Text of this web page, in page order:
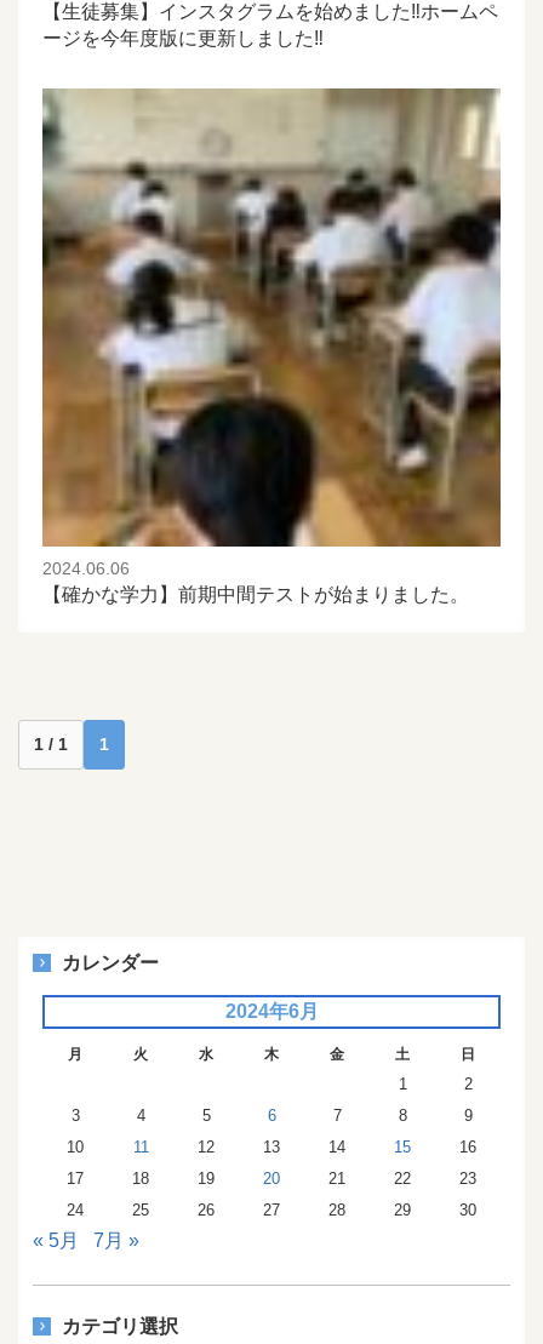
【生徒募集】インスタグラムを始めました‼️ホームペ
ージを今年度版に更新しました‼️
2024.06.06
【確かな学力】前期中間テストが始まりました。
1 / 1 1
カレンダー
2024年6月
月 火 水 木 金 土 日
1
2
3
4 5 6 7 8
9
10
11 12 13 14 15
16
17
18 19 20 21 22
23
24
25 26 27 28 29 30
« 5月 7月 »
カテゴリ選択